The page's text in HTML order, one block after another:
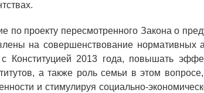
по проекту пересмотренного Закона о
на совершенствование нормативных
Конституцией 2013 года, повышать
а также роль семьи в этом
и стимулируя социально-